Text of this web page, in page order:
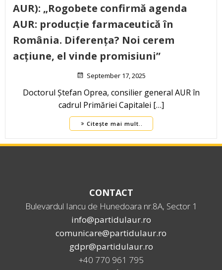
AUR): „Rogobete confirmă agenda
AUR: producție farmaceutică în
România. Diferența? Noi cerem
acțiune, el vinde promisiuni”
September 17, 2025
Doctorul Ștefan Oprea, consilier general AUR în
cadrul Primăriei Capitalei […]
Citește mai mult..
CONTACT
Bulevardul Iancu de Hunedoara nr.8A, Sector 1
info@partidulaur.ro
comunicare@partidulaur.ro
gdpr@partidulaur.ro
+40 770 961 795